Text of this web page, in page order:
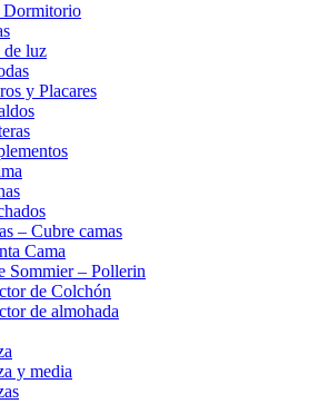
Dormitorio
de luz
y Placares
– Cubre camas
Cama
Sommier – Pollerin
de Colchón
de almohada
y media